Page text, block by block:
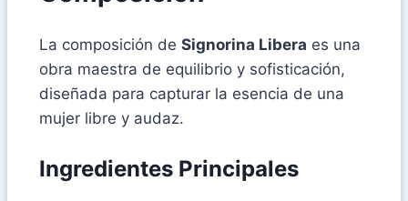
La composición de Signorina Libera es una
obra maestra de equilibrio y sofisticación,
diseñada para capturar la esencia de una
mujer libre y audaz.
Ingredientes Principales